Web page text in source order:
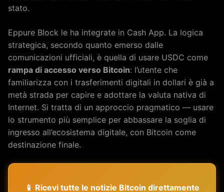
stato.
Eppure Block le ha integrate in Cash App. La logica
strategica, secondo quanto emerso dalle
comunicazioni ufficiali, è quella di usare USDC come
rampa di accesso verso Bitcoin: l’utente che
familiarizza con i trasferimenti digitali in dollari è già a
metà strada per capire e adottare la valuta nativa di
Internet. Si tratta di un approccio pragmatico — usare
lo strumento più semplice per abbassare la soglia di
ingresso all’ecosistema digitale, con Bitcoin come
destinazione finale.
📱 Ricevi tutte le notizie Bitcoin direttamente